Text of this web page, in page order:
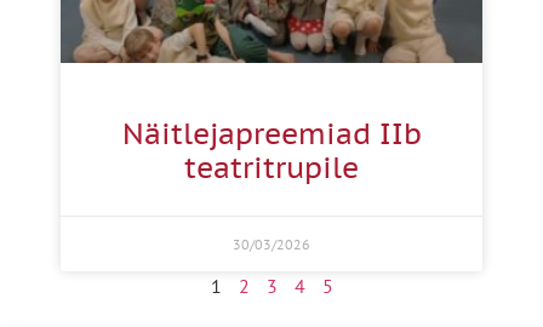
Näitlejapreemiad IIb
teatritrupile
30/03/2026
1 2 3 4 5